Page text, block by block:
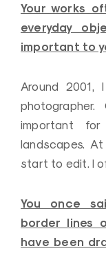
Your works
everyday
important to
Around
important
landscapes.
start to edit. I
You once
border lines
have been